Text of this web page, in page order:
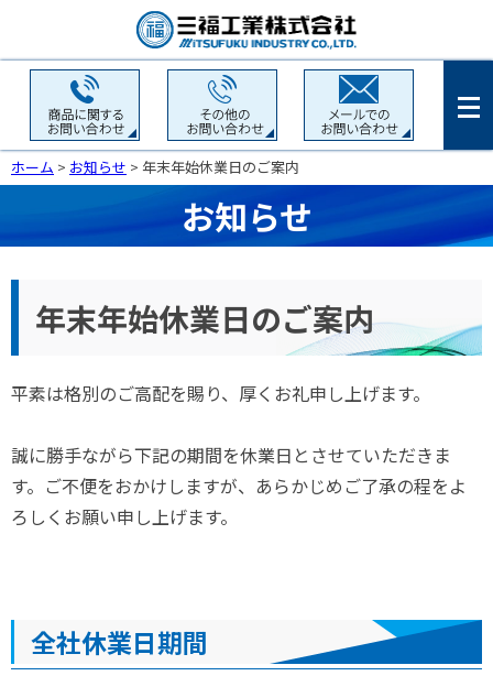
ホーム > お知らせ > 年末年始休業日のご案内
お知らせ
年末年始休業日のご案内
平素は格別のご高配を賜り、厚くお礼申し上げます。
誠に勝手ながら下記の期間を休業日とさせていただきま
す。ご不便をおかけしますが、あらかじめご了承の程をよ
ろしくお願い申し上げます。
全社休業日期間